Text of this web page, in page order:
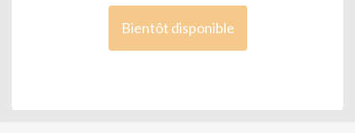
Bientôt disponible